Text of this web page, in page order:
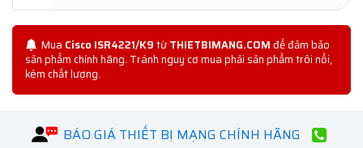
Mua Cisco ISR4221/K9từTHIETBIMANG.COMđể đảm bảo
sản phẩm chính hãng. Tránh nguy cơ mua phải sản phẩm trôi nổi,
kém chất lượng.
BÁO GIÁ THIẾT BỊ MẠNG CHÍNH HÃNG